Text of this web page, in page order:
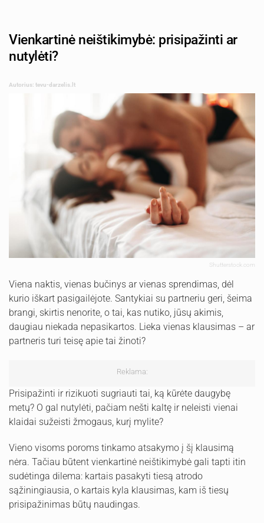
Vienkartinė neištikimybė: prisipažinti ar
nutylėti?
Autorius: tevu-darzelis.lt
Shutterstock.com
Viena naktis, vienas bučinys ar vienas sprendimas, dėl
kurio iškart pasigailėjote. Santykiai su partneriu geri, šeima
brangi, skirtis nenorite, o tai, kas nutiko, jūsų akimis,
daugiau niekada nepasikartos. Lieka vienas klausimas – ar
partneris turi teisę apie tai žinoti?
Reklama:
Prisipažinti ir rizikuoti sugriauti tai, ką kūrėte daugybę
metų? O gal nutylėti, pačiam nešti kaltę ir neleisti vienai
klaidai sužeisti žmogaus, kurį mylite?
Vieno visoms poroms tinkamo atsakymo į šį klausimą
nėra. Tačiau būtent vienkartinė neištikimybė gali tapti itin
sudėtinga dilema: kartais pasakyti tiesą atrodo
sąžiningiausia, o kartais kyla klausimas, kam iš tiesų
prisipažinimas būtų naudingas.